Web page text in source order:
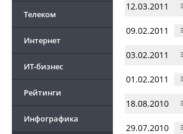
Телеком
Интернет
ИТ-бизнес
Рейтинги
Инфографика
12.03.2011
09.02.2011
03.02.2011
01.02.2011
18.08.2010
29.07.2010